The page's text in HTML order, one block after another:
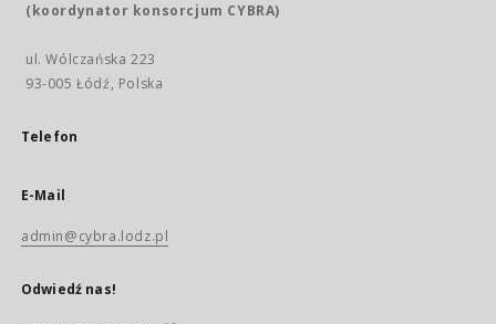
(koordynator konsorcjum CYBRA)
ul. Wólczańska 223
93-005 Łódź, Polska
Telefon
E-Mail
admin@cybra.lodz.pl
Odwiedź nas!